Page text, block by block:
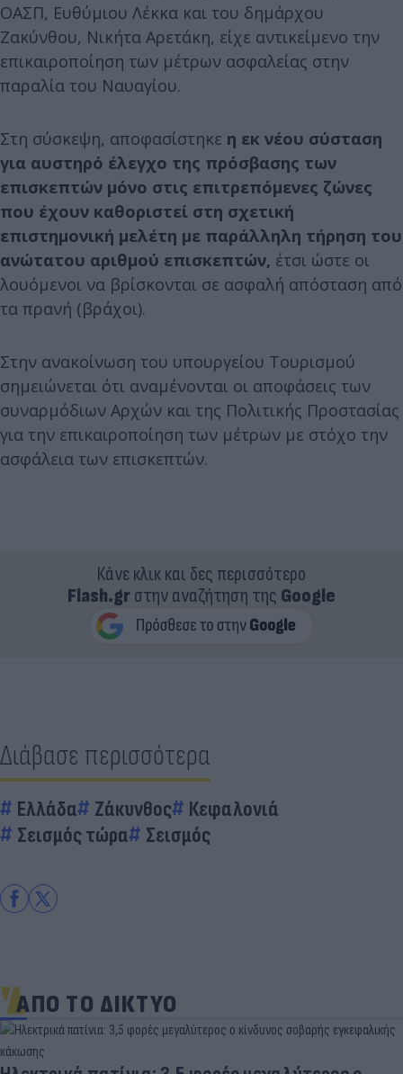
ΟΑΣΠ, Ευθύμιου Λέκκα και του δημάρχου
Ζακύνθου, Νικήτα Αρετάκη, είχε αντικείμενο την
επικαιροποίηση των μέτρων ασφαλείας στην
παραλία του Ναυαγίου.
Στη σύσκεψη, αποφασίστηκε η εκ νέου σύσταση
για αυστηρό έλεγχο της πρόσβασης των
επισκεπτών μόνο στις επιτρεπόμενες ζώνες
που έχουν καθοριστεί στη σχετική
επιστημονική μελέτη με παράλληλη τήρηση του
ανώτατου αριθμού επισκεπτών, έτσι ώστε οι
λουόμενοι να βρίσκονται σε ασφαλή απόσταση από
τα πρανή (βράχοι).
Στην ανακοίνωση του υπουργείου Τουρισμού
σημειώνεται ότι αναμένονται οι αποφάσεις των
συναρμόδιων Αρχών και της Πολιτικής Προστασίας
για την επικαιροποίηση των μέτρων με στόχο την
ασφάλεια των επισκεπτών.
Κάνε κλικ και δες περισσότερο
Flash.grστην αναζήτηση της Google
Διάβασε περισσότερα
Ελλάδα Ζάκυνθος
Κεφαλονιά
Σεισμός τώρα
Σεισμός
ΑΠΟ ΤΟ ΔΙΚΤΥΟ